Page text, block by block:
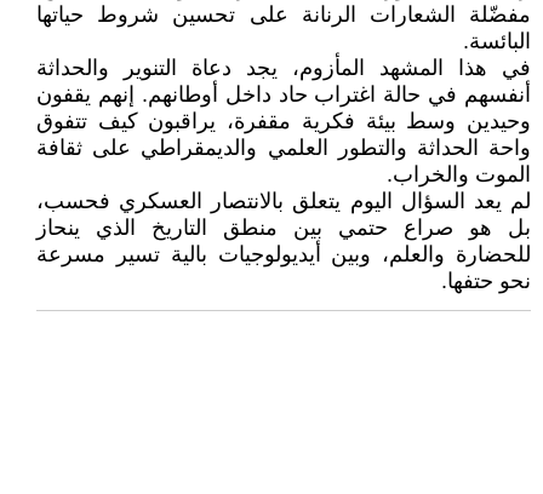
مفضّلة الشعارات الرنانة على تحسين شروط حياتها
البائسة.
في هذا المشهد المأزوم، يجد دعاة التنوير والحداثة
أنفسهم في حالة اغتراب حاد داخل أوطانهم. إنهم يقفون
وحيدين وسط بيئة فكرية مقفرة، يراقبون كيف تتفوق
واحة الحداثة والتطور العلمي والديمقراطي على ثقافة
الموت والخراب.
لم يعد السؤال اليوم يتعلق بالانتصار العسكري فحسب،
بل هو صراع حتمي بين منطق التاريخ الذي ينحاز
للحضارة والعلم، وبين أيديولوجيات بالية تسير مسرعة
نحو حتفها.